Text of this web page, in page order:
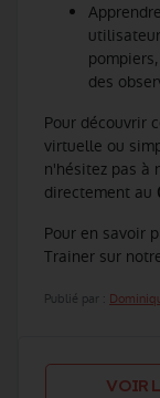
des
Pour découvrir
virtuelle ou
n'hésitez pas à
directement au
Pour en savoir
Trainer sur
Publié par :
VOIR